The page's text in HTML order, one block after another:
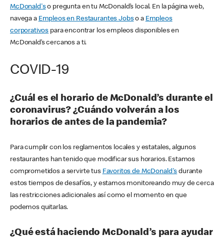
McDonald'so pregunta en tu McDonald’s local. En la página web,
navega a Empleos en Restaurantes Jobso a Empleos
corporativos para encontrar los empleos disponibles en
McDonald’s cercanos a ti.
COVID-19
¿Cuál es el horario de McDonald’s durante el
coronavirus? ¿Cuándo volverán a los
horarios de antes de la pandemia?
Para cumplir con los reglamentos locales y estatales, algunos
restaurantes han tenido que modificar sus horarios. Estamos
comprometidos a servirte tus Favoritos de McDonald's durante
estos tiempos de desafíos, y estamos monitoreando muy de cerca
las restricciones adicionales así como el momento en que
podemos quitarlas.
¿Qué está haciendo McDonald’s para ayudar